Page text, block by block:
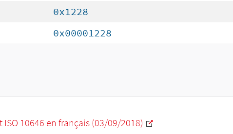
0x1228
0x00001228
ISO 10646 en français (03/09/2018)